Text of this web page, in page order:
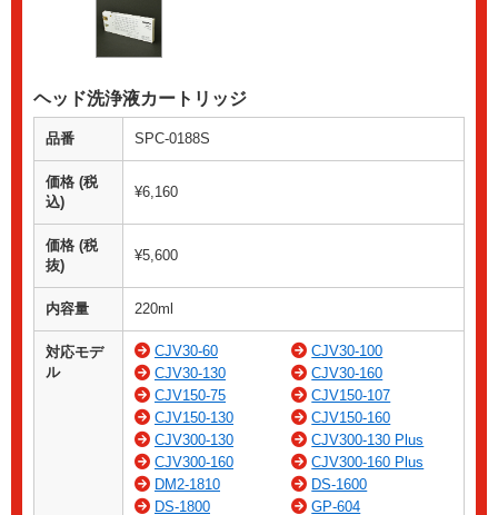
ヘッド洗浄液カートリッジ
品番 SPC-0188S
価格 (税
込)
¥6,160
価格 (税
抜)
¥5,600
内容量 220ml
対応モデ
ル
CJV30-60
CJV30-100
CJV30-130
CJV30-160
CJV150-75
CJV150-107
CJV150-130
CJV150-160
CJV300-130
CJV300-130 Plus
CJV300-160
CJV300-160 Plus
DM2-1810
DS-1600
DS-1800
GP-604